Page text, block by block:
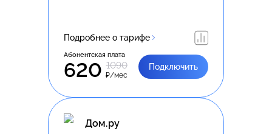
Подробнее о тарифе
Абонентская плата
620 1090
₽/мес
Подключить
Дом.ру